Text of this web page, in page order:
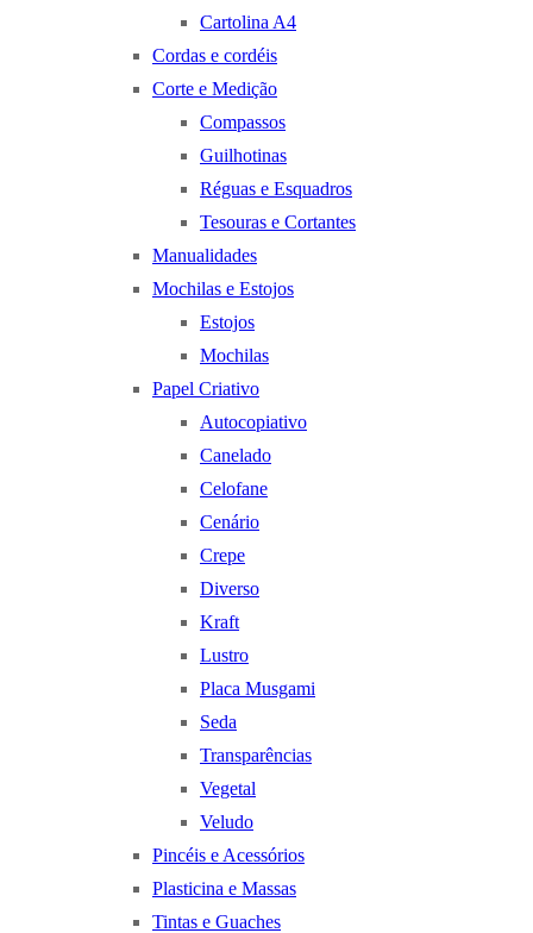
Cartolina A4
Cordas e cordéis
Corte e Medição
Compassos
Guilhotinas
Réguas e Esquadros
Tesouras e Cortantes
Manualidades
Mochilas e Estojos
Estojos
Mochilas
Papel Criativo
Autocopiativo
Canelado
Celofane
Cenário
Crepe
Diverso
Kraft
Lustro
Placa Musgami
Seda
Transparências
Vegetal
Veludo
Pincéis e Acessórios
Plasticina e Massas
Tintas e Guaches